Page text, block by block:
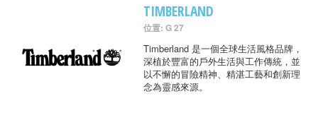
TIMBERLAND
位置: G 27
Timberland 是一個全球生活風格品牌，
深植於豐富的戶外生活與工作傳統，並
以不懈的冒險精神、精湛工藝和創新理
念為靈感來源。